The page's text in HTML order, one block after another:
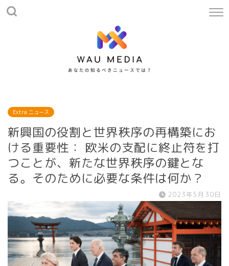
Extra ニュース
新興国の役割と世界秩序の再構築にお
ける重要性： 欧米の支配に終止符を打
つことが、新たな世界秩序の鍵とな
る。そのために必要な条件は何か？
2023年5月30日